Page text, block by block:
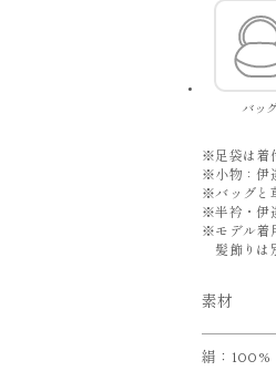
バッグ
※足袋は着
※小物：伊
※バッグと
※半衿・伊
※モデル着
髪飾りは
素材
絹：100%